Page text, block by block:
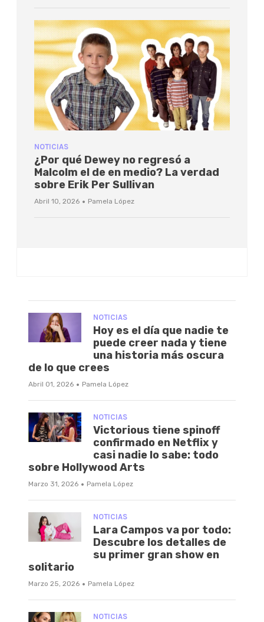
NOTICIAS
¿Por qué Dewey no regresó a
Malcolm el de en medio? La verdad
sobre Erik Per Sullivan
Abril 10, 2026 · Pamela López
NOTICIAS
Hoy es el día que nadie te
puede creer nada y tiene
una historia más oscura
de lo que crees
Abril 01, 2026 · Pamela López
NOTICIAS
Victorious tiene spinoff
confirmado en Netflix y
casi nadie lo sabe: todo
sobre Hollywood Arts
Marzo 31, 2026 · Pamela López
NOTICIAS
Lara Campos va por todo:
Descubre los detalles de
su primer gran show en
solitario
Marzo 25, 2026 · Pamela López
NOTICIAS